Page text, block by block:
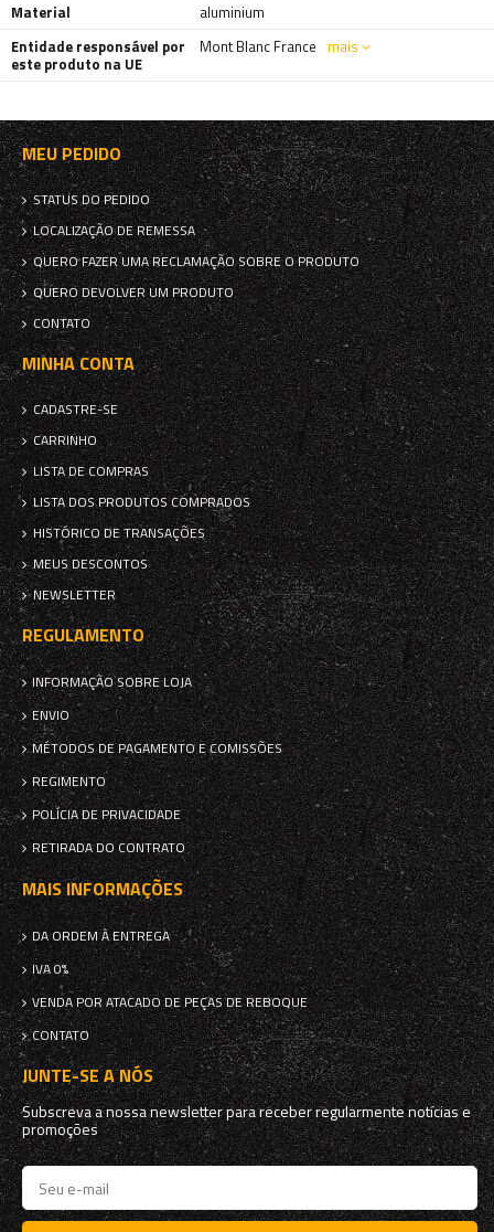
Material
aluminium
Entidade responsável por
este produto na UE
Mont Blanc France mais
MEU PEDIDO
STATUS DO PEDIDO
LOCALIZAÇÃO DE REMESSA
QUERO FAZER UMA RECLAMAÇÃO SOBRE O PRODUTO
QUERO DEVOLVER UM PRODUTO
CONTATO
MINHA CONTA
CADASTRE-SE
CARRINHO
LISTA DE COMPRAS
LISTA DOS PRODUTOS COMPRADOS
HISTÓRICO DE TRANSAÇÕES
MEUS DESCONTOS
NEWSLETTER
REGULAMENTO
INFORMAÇÃO SOBRE LOJA
ENVIO
MÉTODOS DE PAGAMENTO E COMISSÕES
REGIMENTO
POLÍCIA DE PRIVACIDADE
RETIRADA DO CONTRATO
MAIS INFORMAÇÕES
DA ORDEM À ENTREGA
IVA 0%
VENDA POR ATACADO DE PEÇAS DE REBOQUE
CONTATO
JUNTE-SE A NÓS
Subscreva a nossa newsletter para receber regularmente notícias e
promoções